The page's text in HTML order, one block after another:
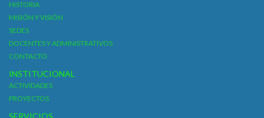
HISTORIA
MISIÓN Y VISIÓN
SEDES
DOCENTES Y ADMINISTRATIVOS
CONTACTO
INSTITUCIONAL
ACTIVIDADES
PROYECTOS
SERVICIOS